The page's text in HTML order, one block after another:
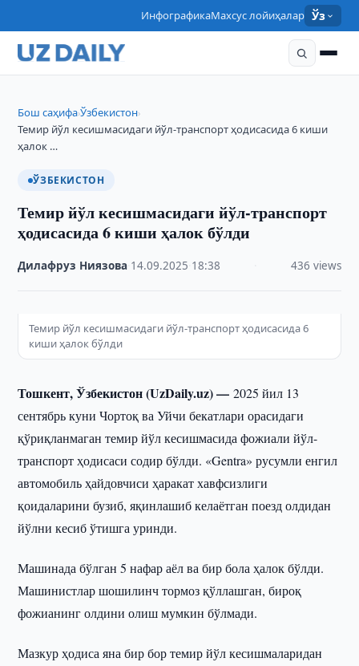
ИнфографикаМахсус лойиҳалар Ўз
Бош саҳифа›Ўзбекистон›
Темир йўл кесишмасидаги йўл-транспорт ҳодисасида 6 киши
ҳалок …
ЎЗБЕКИСТОН
Темир йўл кесишмасидаги йўл-транспорт
ҳодисасида 6 киши ҳалок бўлди
Дилафруз Ниязова 14.09.2025 18:38 436 views
Темир йўл кесишмасидаги йўл-транспорт ҳодисасида 6
киши ҳалок бўлди
Тошкент, Ўзбекистон (UzDaily.uz) —2025 йил 13
сентябрь куни Чортоқ ва Уйчи бекатлари орасидаги
қўриқланмаган темир йўл кесишмасида фожиали йўл-
транспорт ҳодисаси содир бўлди. «Gentra» русумли енгил
автомобиль ҳайдовчиси ҳаракат хавфсизлиги
қоидаларини бузиб, яқинлашиб келаётган поезд олдидан
йўлни кесиб ўтишга уринди.
Машинада бўлган 5 нафар аёл ва бир бола ҳалок бўлди.
Машинистлар шошилинч тормоз қўллашган, бироқ
фожианинг олдини олиш мумкин бўлмади.
Мазкур ҳодиса яна бир бор темир йўл кесишмаларидан